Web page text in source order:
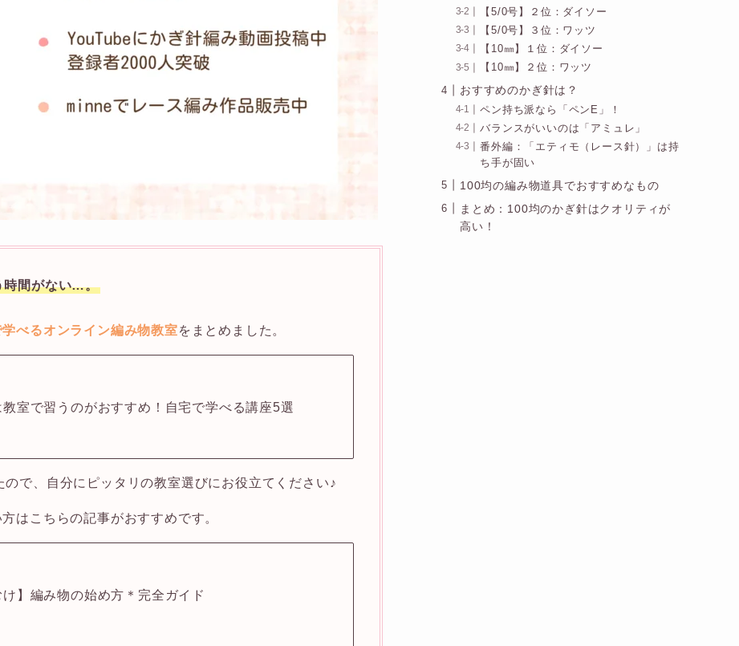
時間がない…。
学べるオンライン編み物教室をまとめました。
室で習うのがおすすめ！自宅で学べる講座5選
ので、自分にピッタリの教室選びにお役立てください♪
はこちらの記事がおすすめです。
け】編み物の始め方＊完全ガイド
【5/0号】２位：ダイソー
【5/0号】３位：ワッツ
【10㎜】１位：ダイソー
【10㎜】２位：ワッツ
おすすめのかぎ針は？
ペン持ち派なら「ペンE」！
バランスがいいのは「アミュレ」
番外編：「エティモ（レース針）」は持
ち手が固い
100均の編み物道具でおすすめなもの
まとめ：100均のかぎ針はクオリティが
高い！